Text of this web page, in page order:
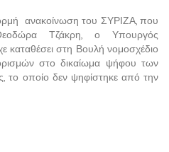
ανακοίνωση του ΣΥΡΙΖΑ, που
Τζάκρη, ο Υπουργός
καταθέσει στη Βουλή νομοσχέδιο
στο δικαίωμα ψήφου των
το οποίο δεν ψηφίστηκε από την